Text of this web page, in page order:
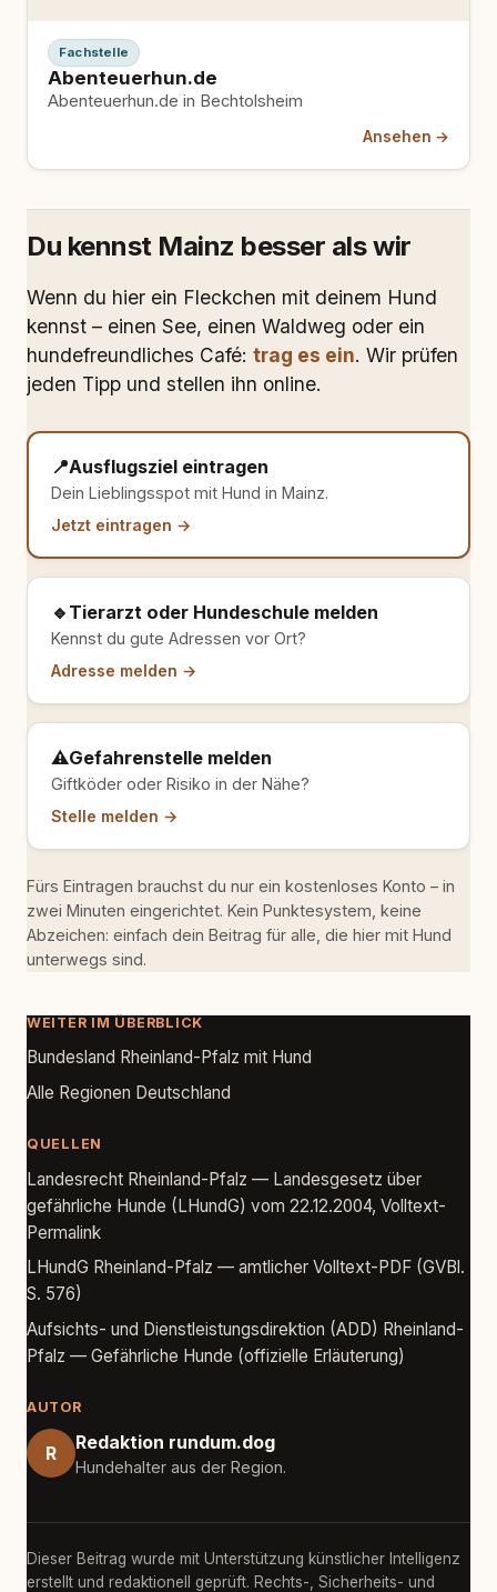
Fachstelle
Abenteuerhun.de
Abenteuerhun.de in Bechtolsheim
Ansehen →
Du kennst Mainz besser als wir
Wenn du hier ein Fleckchen mit deinem Hund
kennst – einen See, einen Waldweg oder ein
hundefreundliches Café: trag es ein. Wir prüfen
jeden Tipp und stellen ihn online.
📍Ausflugsziel eintragen
Dein Lieblingsspot mit Hund in Mainz.
Jetzt eintragen →
🔹 Tierarzt oder Hundeschule melden
Kennst du gute Adressen vor Ort?
Adresse melden →
⚠️Gefahrenstelle melden
Giftköder oder Risiko in der Nähe?
Stelle melden →
Fürs Eintragen brauchst du nur ein kostenloses Konto – in
zwei Minuten eingerichtet. Kein Punktesystem, keine
Abzeichen: einfach dein Beitrag für alle, die hier mit Hund
unterwegs sind.
WEITER IM ÜBERBLICK
Bundesland Rheinland-Pfalz mit Hund
Alle Regionen Deutschland
QUELLEN
Landesrecht Rheinland-Pfalz — Landesgesetz über
gefährliche Hunde (LHundG) vom 22.12.2004, Volltext-
Permalink
LHundG Rheinland-Pfalz — amtlicher Volltext-PDF (GVBl.
S. 576)
Aufsichts- und Dienstleistungsdirektion (ADD) Rheinland-
Pfalz — Gefährliche Hunde (offizielle Erläuterung)
AUTOR
R Redaktion rundum.dog
Hundehalter aus der Region.
Dieser Beitrag wurde mit Unterstützung künstlicher Intelligenz
erstellt und redaktionell geprüft. Rechts-, Sicherheits- und